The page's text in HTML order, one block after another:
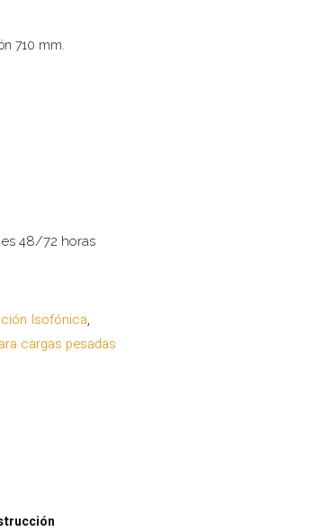
710 mm.
48/72 horas
Isofónica,
cargas pesadas